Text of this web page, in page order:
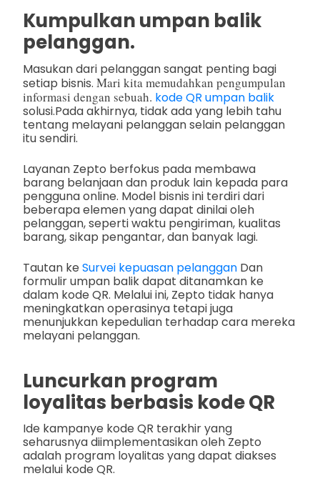
Kumpulkan umpan balik
pelanggan.
Masukan dari pelanggan sangat penting bagi
setiap bisnis. Mari kita memudahkan pengumpulan
informasi dengan sebuah. kode QR umpan balik
solusi.Pada akhirnya, tidak ada yang lebih tahu
tentang melayani pelanggan selain pelanggan
itu sendiri.
Layanan Zepto berfokus pada membawa
barang belanjaan dan produk lain kepada para
pengguna online. Model bisnis ini terdiri dari
beberapa elemen yang dapat dinilai oleh
pelanggan, seperti waktu pengiriman, kualitas
barang, sikap pengantar, dan banyak lagi.
Tautan ke Survei kepuasan pelanggan Dan
formulir umpan balik dapat ditanamkan ke
dalam kode QR. Melalui ini, Zepto tidak hanya
meningkatkan operasinya tetapi juga
menunjukkan kepedulian terhadap cara mereka
melayani pelanggan.
Luncurkan program
loyalitas berbasis kode QR
Ide kampanye kode QR terakhir yang
seharusnya diimplementasikan oleh Zepto
adalah program loyalitas yang dapat diakses
melalui kode QR.